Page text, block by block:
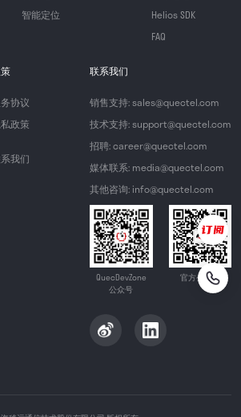
智能定位
Helios SDK
FAQ
协议
政策
我们
联系我们
销售支持: sales@quectel.com
技术支持: support@quectel.com
招聘: career@quectel.com
媒体联系: media@quectel.com
其他咨询: info@quectel.com
QuecDevZone
公众号
官方公众号